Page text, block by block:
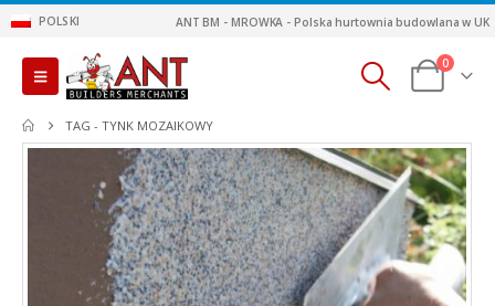
POLSKI ANT BM - MROWKA - Polska hurtownia budowlana w UK
0
TAG -TYNK MOZAIKOWY